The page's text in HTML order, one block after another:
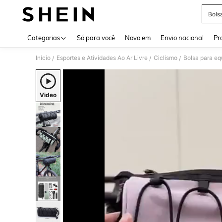
Categorias Só para você Novo em Envio nacional
Início / Esportes e Atividades Ao Ar Livre / Ciclismo / Bolsa para
Video